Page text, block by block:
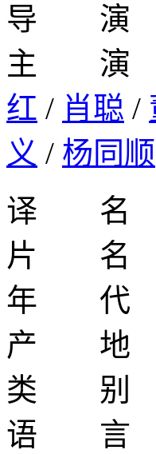
导 演
主 演
红 / 肖聪 /
义 / 杨同顺
译 名 人
片 名
年 代
产 地
类 别
语 言